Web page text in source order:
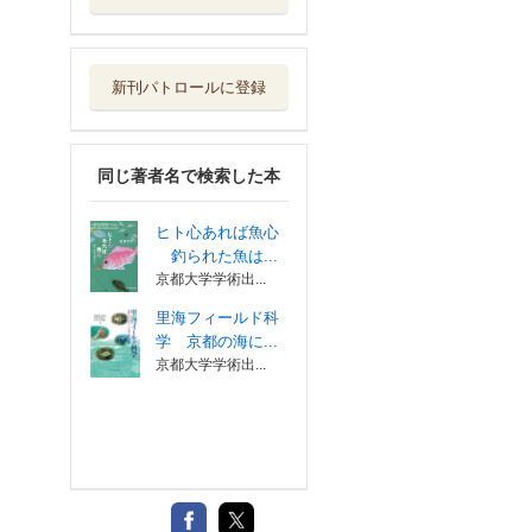
新刊パトロールに登録
同じ著者名で検索した本
ヒト心あれば魚心
釣られた魚は...
京都大学学術出...
里海フィールド科
学 京都の海に...
京都大学学術出...